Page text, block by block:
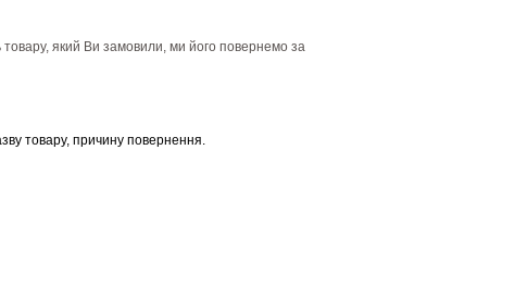
який Ви замовили, ми його повернемо за
товару, причину повернення.